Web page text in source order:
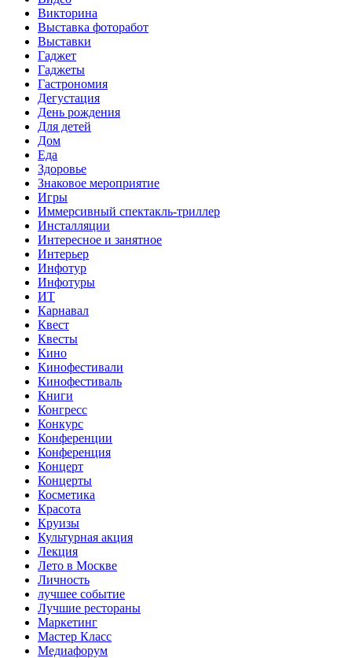
Викторина
Выставка фоторабот
Выставки
Гаджет
Гаджеты
Гастрономия
Дегустация
День рождения
Для детей
Дом
Еда
Здоровье
Знаковое мероприятие
Игры
Иммерсивный спектакль-триллер
Инсталляции
Интересное и занятное
Интерьер
Инфотур
Инфотуры
ИТ
Карнавал
Квест
Квесты
Кино
Кинофестивали
Кинофестиваль
Книги
Конгресс
Конкурс
Конференции
Конференция
Концерт
Концерты
Косметика
Красота
Круизы
Культурная акция
Лекция
Лето в Москве
Личность
лучшее событие
Лучшие рестораны
Маркетинг
Мастер Класс
Медиафорум